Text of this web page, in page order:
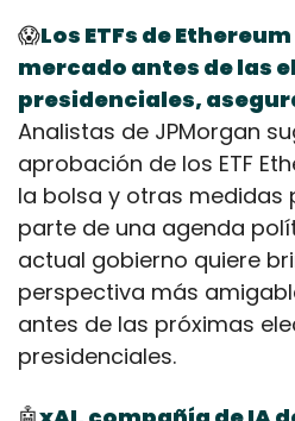
😱Los ETFs de
mercado antes de las
presidenciales,
Analistas de JPMorgan
aprobación de los ETF
la bolsa y otras medidas
parte de una agenda
actual gobierno quiere
perspectiva más
antes de las próximas
presidenciales.